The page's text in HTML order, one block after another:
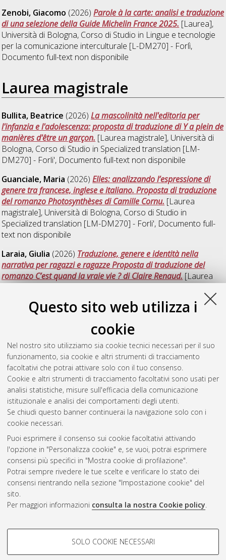
Questo sito web utilizza i
cookie
Nel nostro sito utilizziamo sia cookie tecnici necessari per il suo
funzionamento, sia cookie e altri strumenti di tracciamento
facoltativi che potrai attivare solo con il tuo consenso.
Cookie e altri strumenti di tracciamento facoltativi sono usati per
analisi statistiche, misure sull'efficacia della comunicazione
istituzionale e analisi dei comportamenti degli utenti.
Se chiudi questo banner continuerai la navigazione solo con i
cookie necessari.
Puoi esprimere il consenso sui cookie facoltativi attivando
l'opzione in "Personalizza cookie" e, se vuoi, potrai esprimere
consensi più specifici in "Mostra cookie di profilazione".
Potrai sempre rivedere le tue scelte e verificare lo stato dei
consensi rientrando nella sezione "Impostazione cookie" del
sito.
Per maggiori informazioni consulta la nostra Cookie policy.
COOKIE DI PROFILAZIONE -
SOLO COOKIE NECESSARI
Zenobi, Giacomo (2026)Parole à la carte: analisi e traduzione
di una selezione della Guide Michelin France 2025. [Laurea],
Università di Bologna, Corso di Studio in Lingue e tecnologie
per la comunicazione interculturale [L-DM270] - Forlì,
Documento full-text non disponibile
Laurea magistrale
Bullita, Beatrice (2026)La mascolinità nell'editoria per
l'infanzia e l'adolescenza: proposta di traduzione di Y a plein de
manières d'être un garçon. [Laurea magistrale], Università di
Bologna, Corso di Studio in Specialized translation [LM-
DM270] - Forli', Documento full-text non disponibile
Guanciale, Maria (2026)Elles: analizzando l’espressione di
genere tra francese, inglese e italiano. Proposta di traduzione
del romanzo Photosynthèses di Camille Cornu. [Laurea
magistrale], Università di Bologna, Corso di Studio in
Specialized translation [LM-DM270] - Forli', Documento full-
text non disponibile
Laraia, Giulia (2026) Traduzione, genere e identità nella
narrativa per ragazzi e ragazze Proposta di traduzione del
romanzo C’est quand la vraie vie ? di Claire Renaud. [Laurea
, Documento full-
text non disponibile
L’immigrazione nella letteratura francese
partir" di Azouz Begag e Mamadou Sow.[Laurea magistrale],
Università di Bologna, Corso di Studio in Specialized
translation [LM-DM270] - Forli', Documento full-text non
disponibile
Questa lista e' stata generata ilFri Aug 7 15:40:05 2026 CEST
Atom
Rss 1.0
Rss 2.0
AMS Laurea
Impostazioni Cookie
Informativa sulla privacy
Condizioni d’uso del sito